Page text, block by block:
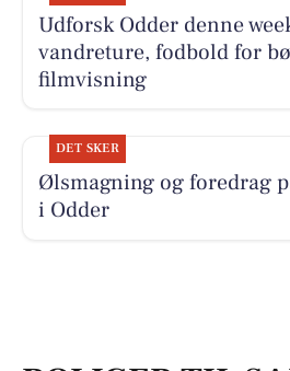
Udforsk Odder denne
vandreture, fodbold for
filmvisning
DET SKER
Ølsmagning og foredrag
i Odder